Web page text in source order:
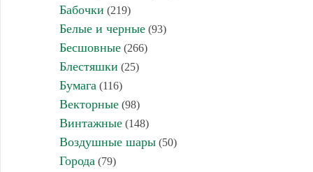
Бабочки (219)
Белые и черные(93)
Бесшовные(266)
Блестяшки (25)
Бумага (116)
Векторные(98)
Винтажные(148)
Воздушные шары(50)
Города (79)